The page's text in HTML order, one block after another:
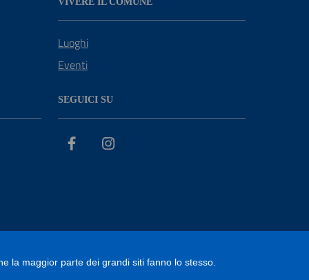
Luoghi
Eventi
SEGUICI SU
Facebook
la maggior parte dei grandi siti fanno lo stesso.